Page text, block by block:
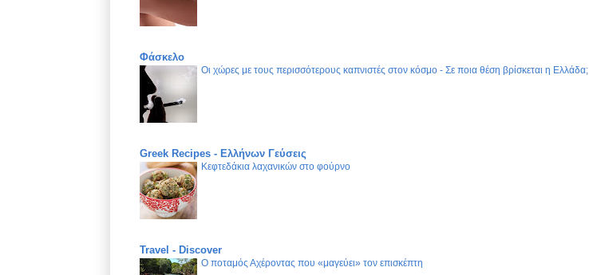
Φάσκελο
Οι χώρες με τους περισσότερους καπνιστές στον κόσμο - Σε ποια θέση βρίσκεται η Ελλάδα;
Greek Recipes - Ελλήνων Γεύσεις
Κεφτεδάκια λαχανικών στο φούρνο
Travel - Discover
Ο ποταμός Αχέροντας που «μαγεύει» τον επισκέπτη